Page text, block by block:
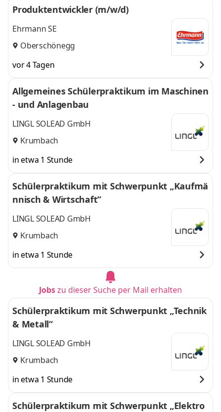
Produktentwickler (m/w/d)
Ehrmann SE
Oberschönegg
vor 4 Tagen
Allgemeines Schülerpraktikum im Maschinen
- und Anlagenbau
LINGL SOLEAD GmbH
Krumbach
in etwa 1 Stunde
Schülerpraktikum mit Schwerpunkt „Kaufmä
nnisch & Wirtschaft“
LINGL SOLEAD GmbH
Krumbach
in etwa 1 Stunde
Jobszu dieser Suche per Mail erhalten
Schülerpraktikum mit Schwerpunkt „Technik
& Metall“
LINGL SOLEAD GmbH
Krumbach
in etwa 1 Stunde
Schülerpraktikum mit Schwerpunkt „Elektro